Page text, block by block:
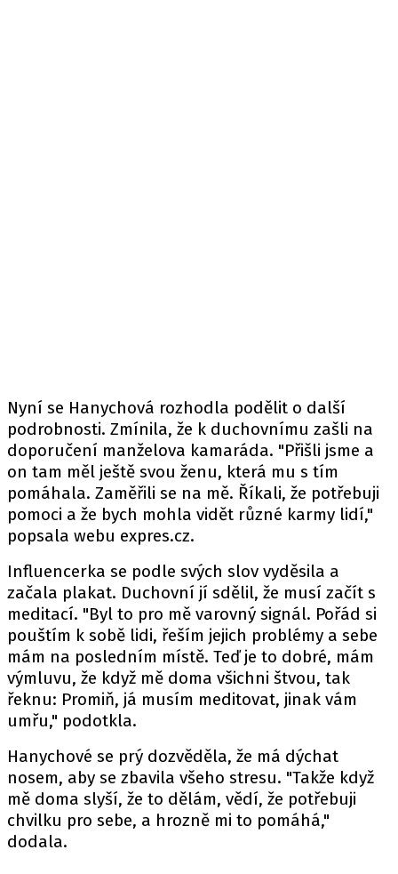
Nyní se Hanychová rozhodla podělit o další
podrobnosti. Zmínila, že k duchovnímu zašli na
doporučení manželova kamaráda. "Přišli jsme a
on tam měl ještě svou ženu, která mu s tím
pomáhala. Zaměřili se na mě. Říkali, že potřebuji
pomoci a že bych mohla vidět různé karmy lidí,"
popsala webu expres.cz.
Influencerka se podle svých slov vyděsila a
začala plakat. Duchovní jí sdělil, že musí začít s
meditací. "Byl to pro mě varovný signál. Pořád si
pouštím k sobě lidi, řeším jejich problémy a sebe
mám na posledním místě. Teď je to dobré, mám
výmluvu, že když mě doma všichni štvou, tak
řeknu: Promiň, já musím meditovat, jinak vám
umřu," podotkla.
Hanychové se prý dozvěděla, že má dýchat
nosem, aby se zbavila všeho stresu. "Takže když
mě doma slyší, že to dělám, vědí, že potřebuji
chvilku pro sebe, a hrozně mi to pomáhá,"
dodala.